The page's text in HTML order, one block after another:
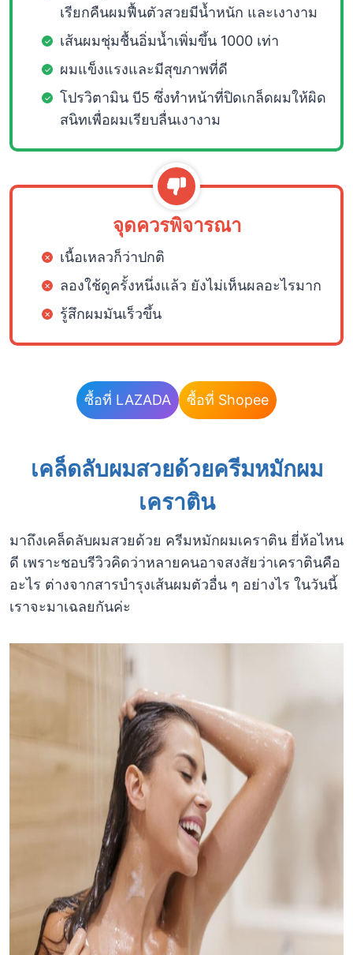
เรียกคืนผมฟื้นตัวสวยมีน้ำหนัก และเงางาม
เส้นผมชุ่มชื้นอิ่มน้ำเพิ่มขึ้น 1000 เท่า
ผมแข็งแรงและมีสุขภาพที่ดี
โปรวิตามิน บี5 ซึ่งทำหน้าที่ปิดเกล็ดผมให้ผิด
สนิทเพื่อผมเรียบลื่นเงางาม
จุดควรพิจารณา
เนื้อเหลวก็ว่าปกติ
ลองใช้ดูครั้งหนึ่งแล้ว ยังไม่เห็นผลอะไรมาก
รู้สึกผมมันเร็วขึ้น
ซื้อที่ LAZADA ซื้อที่ Shopee
เคล็ดลับผมสวยด้วยครีมหมักผม
เคราติน
มาถึงเคล็ดลับผมสวยด้วย ครีมหมักผมเคราติน ยี่ห้อไหน
ดี เพราะชอบรีวิวคิดว่าหลายคนอาจสงสัยว่าเคราตินคือ
อะไร ต่างจากสารบำรุงเส้นผมตัวอื่น ๆ อย่างไร ในวันนี้
เราจะมาเฉลยกันค่ะ